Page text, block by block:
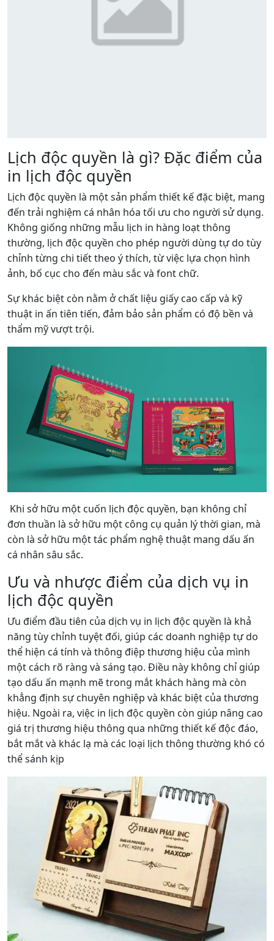
Lịch độc quyền là gì? Đặc điểm của
in lịch độc quyền
Lịch độc quyền là một sản phẩm thiết kế đặc biệt, mang
đến trải nghiệm cá nhân hóa tối ưu cho người sử dụng.
Không giống những mẫu lịch in hàng loạt thông
thường, lịch độc quyền cho phép người dùng tự do tùy
chỉnh từng chi tiết theo ý thích, từ việc lựa chọn hình
ảnh, bố cục cho đến màu sắc và font chữ.
Sự khác biệt còn nằm ở chất liệu giấy cao cấp và kỹ
thuật in ấn tiên tiến, đảm bảo sản phẩm có độ bền và
thẩm mỹ vượt trội.
Khi sở hữu một cuốn lịch độc quyền, bạn không chỉ
đơn thuần là sở hữu một công cụ quản lý thời gian, mà
còn là sở hữu một tác phẩm nghệ thuật mang dấu ấn
cá nhân sâu sắc.
Ưu và nhược điểm của dịch vụ in
lịch độc quyền
Ưu điểm đầu tiên của dịch vụ in lịch độc quyền là khả
năng tùy chỉnh tuyệt đối, giúp các doanh nghiệp tự do
thể hiện cá tính và thông điệp thương hiệu của mình
một cách rõ ràng và sáng tạo. Điều này không chỉ giúp
tạo dấu ấn mạnh mẽ trong mắt khách hàng mà còn
khẳng định sự chuyên nghiệp và khác biệt của thương
hiệu. Ngoài ra, việc in lịch độc quyền còn giúp nâng cao
giá trị thương hiệu thông qua những thiết kế độc đáo,
bắt mắt và khác lạ mà các loại lịch thông thường khó có
thể sánh kịp